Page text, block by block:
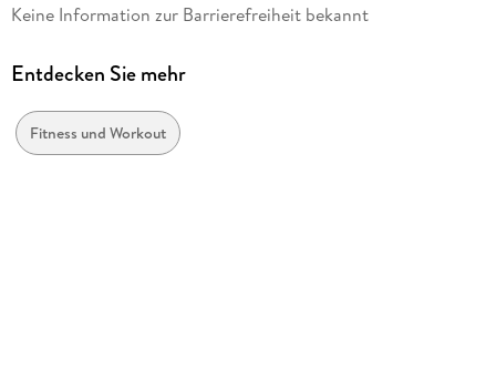
Autor/Autorin
Verlag/Hersteller
riva Verlag
Keine Information zur Barrierefreiheit bekannt
Entdecken Sie mehr
Fitness und Workout